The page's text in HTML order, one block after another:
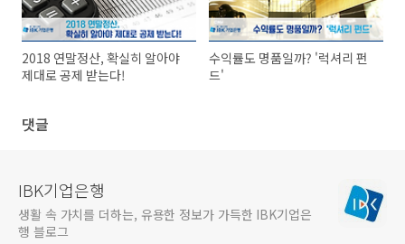
2018 연말정산, 확실히 알아야
제대로 공제 받는다!
수익률도 명품일까? '럭셔리 펀
드'
댓글
IBK기업은행
생활 속 가치를 더하는, 유용한 정보가 가득한 IBK기업은
행 블로그